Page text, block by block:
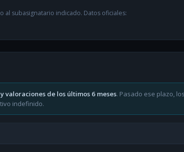
subasignatario indicado. Datos oficiales:
valoraciones de los últimos 6 meses. Pasado ese plazo,
indefinido.